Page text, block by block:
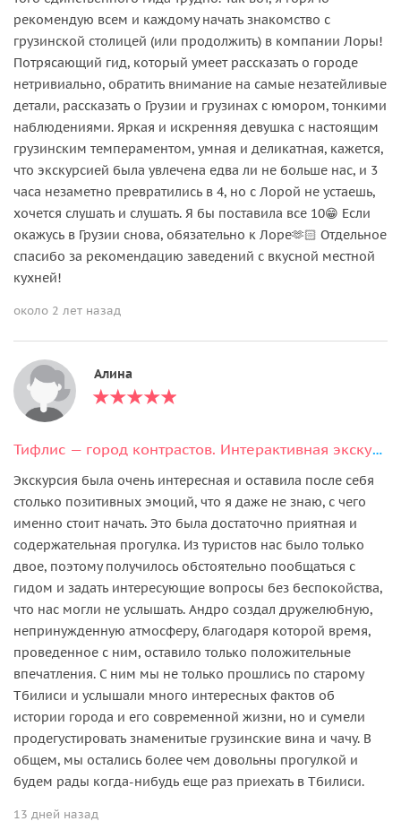
рекомендую всем и каждому начать знакомство с
грузинской столицей (или продолжить) в компании Лоры!
Потрясающий гид, который умеет рассказать о городе
нетривиально, обратить внимание на самые незатейливые
детали, рассказать о Грузии и грузинах с юмором, тонкими
наблюдениями. Яркая и искренняя девушка с настоящим
грузинским темпераментом, умная и деликатная, кажется,
что экскурсией была увлечена едва ли не больше нас, и 3
часа незаметно превратились в 4, но с Лорой не устаешь,
хочется слушать и слушать. Я бы поставила все 10😁 Если
окажусь в Грузии снова, обязательно к Лоре🫶🏻 Отдельное
спасибо за рекомендацию заведений с вкусной местной
кухней!
около 2 лет назад
Алина
Тифлис — город контрастов. Интерактивная экскурсия + дегустация вина.
Экскурсия была очень интересная и оставила после себя
столько позитивных эмоций, что я даже не знаю, с чего
именно стоит начать. Это была достаточно приятная и
содержательная прогулка. Из туристов нас было только
двое, поэтому получилось обстоятельно пообщаться с
гидом и задать интересующие вопросы без беспокойства,
что нас могли не услышать. Андро создал дружелюбную,
непринужденную атмосферу, благодаря которой время,
проведенное с ним, оставило только положительные
впечатления. С ним мы не только прошлись по старому
Тбилиси и услышали много интересных фактов об
истории города и его современной жизни, но и сумели
продегустировать знаменитые грузинские вина и чачу. В
общем, мы остались более чем довольны прогулкой и
будем рады когда-нибудь еще раз приехать в Тбилиси.
13 дней назад